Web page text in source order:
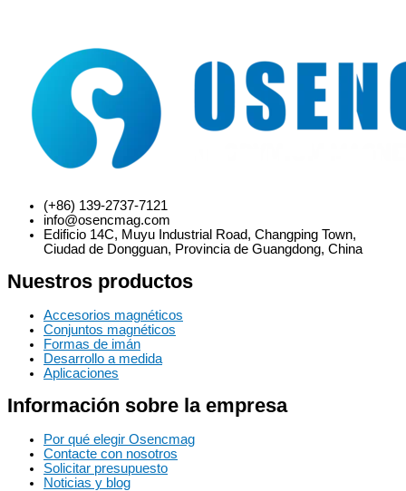
(+86) 139-2737-7121
info@osencmag.com
Edificio 14C, Muyu Industrial Road, Changping Town,
Ciudad de Dongguan, Provincia de Guangdong, China
Nuestros productos
Accesorios magnéticos
Conjuntos magnéticos
Formas de imán
Desarrollo a medida
Aplicaciones
Información sobre la empresa
Por qué elegir Osencmag
Contacte con nosotros
Solicitar presupuesto
Noticias y blog